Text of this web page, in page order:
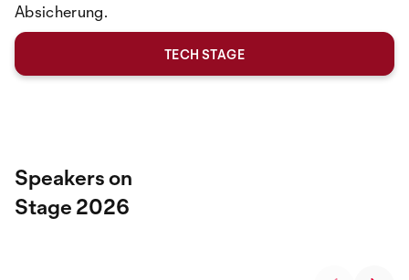
Absicherung.
TECH STAGE
Speakers on
Stage 2026